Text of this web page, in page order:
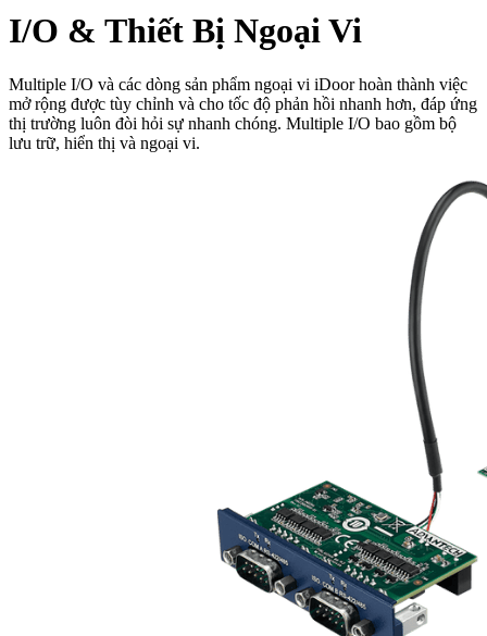
I/O & Thiết Bị Ngoại Vi
Multiple I/O và các dòng sản phẩm ngoại vi iDoor hoàn thành việc
mở rộng được tùy chỉnh và cho tốc độ phản hồi nhanh hơn, đáp ứng
thị trường luôn đòi hỏi sự nhanh chóng. Multiple I/O bao gồm bộ
lưu trữ, hiển thị và ngoại vi.